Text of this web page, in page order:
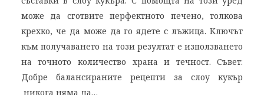
може да сготвите перфектното печено, толкова
крехко, че да може да го ядете с лъжица. Ключът
към получаването на този резултат е използването
на точното количество храна и течност. Съвет:
Добре балансираните рецепти за слоу кукър
никога няма да…